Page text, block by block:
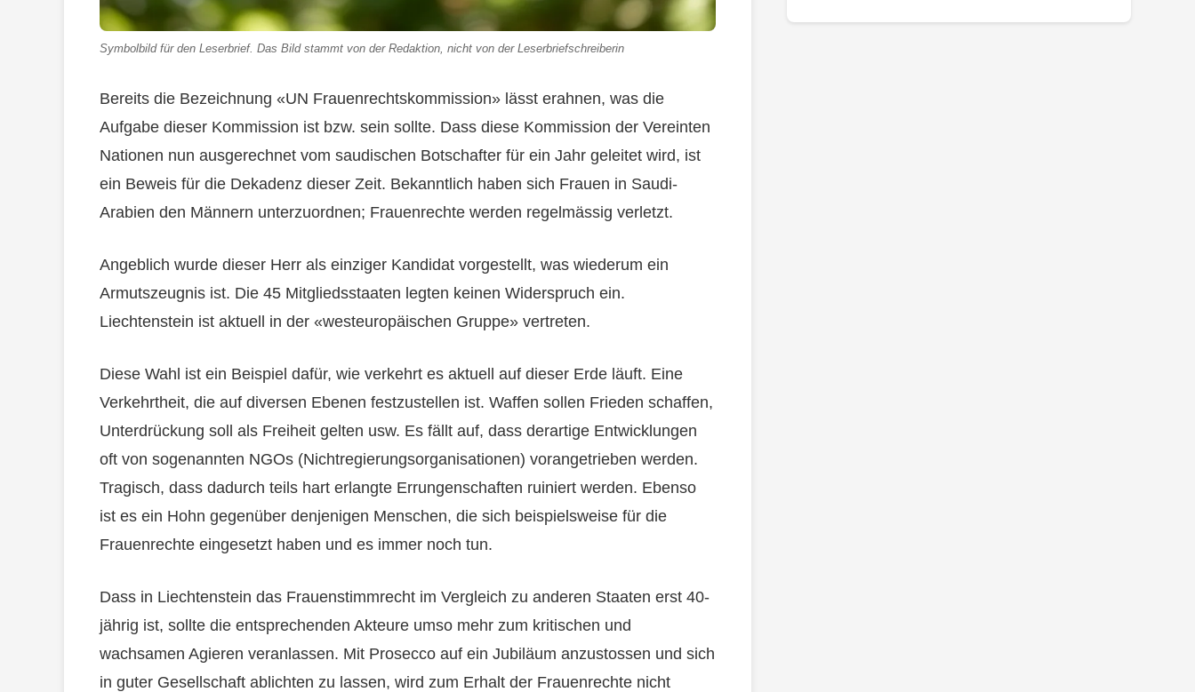
Symbolbild für den Leserbrief. Das Bild stammt von der Redaktion, nicht von der Leserbriefschreiberin
Bereits die Bezeichnung «UN Frauenrechtskommission» lässt erahnen, was die
Aufgabe dieser Kommission ist bzw. sein sollte. Dass diese Kommission der Vereinten
Nationen nun ausgerechnet vom saudischen Botschafter für ein Jahr geleitet wird, ist
ein Beweis für die Dekadenz dieser Zeit. Bekanntlich haben sich Frauen in Saudi-
Arabien den Männern unterzuordnen; Frauenrechte werden regelmässig verletzt.
Angeblich wurde dieser Herr als einziger Kandidat vorgestellt, was wiederum ein
Armutszeugnis ist. Die 45 Mitgliedsstaaten legten keinen Widerspruch ein.
Liechtenstein ist aktuell in der «westeuropäischen Gruppe» vertreten.
Diese Wahl ist ein Beispiel dafür, wie verkehrt es aktuell auf dieser Erde läuft. Eine
Verkehrtheit, die auf diversen Ebenen festzustellen ist. Waffen sollen Frieden schaffen,
Unterdrückung soll als Freiheit gelten usw. Es fällt auf, dass derartige Entwicklungen
oft von sogenannten NGOs (Nichtregierungsorganisationen) vorangetrieben werden.
Tragisch, dass dadurch teils hart erlangte Errungenschaften ruiniert werden. Ebenso
ist es ein Hohn gegenüber denjenigen Menschen, die sich beispielsweise für die
Frauenrechte eingesetzt haben und es immer noch tun.
Dass in Liechtenstein das Frauenstimmrecht im Vergleich zu anderen Staaten erst 40-
jährig ist, sollte die entsprechenden Akteure umso mehr zum kritischen und
wachsamen Agieren veranlassen. Mit Prosecco auf ein Jubiläum anzustossen und sich
in guter Gesellschaft ablichten zu lassen, wird zum Erhalt der Frauenrechte nicht